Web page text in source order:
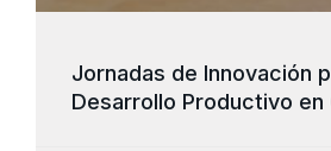
Jornadas de Innovación
Desarrollo Productivo en